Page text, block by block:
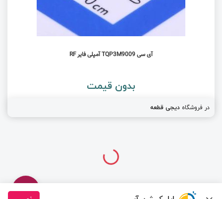
آی سی TQP3M9009 آمپلی فایر RF
بدون قیمت
در فروشگاه دیجی قطعه